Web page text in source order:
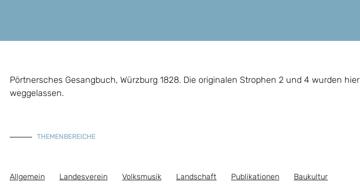
Pörtnersches Gesangbuch, Würzburg 1828. Die originalen Strophen 2 und 4 wurden hier
weggelassen.
THEMENBEREICHE
Allgemein Landesverein Volksmusik Landschaft Publikationen Baukultur